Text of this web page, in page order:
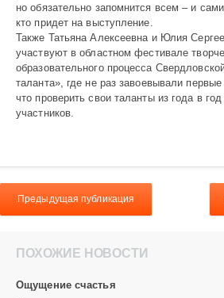
но обязательно запомнится всем – и
кто придет на выступление.
Также Татьяна Алексеевна и Юлия
участвуют в областном фестивале
образовательного процесса
таланта», где не раз завоевывали
что проверить свои таланты из года в
участников.
Предыдущая публикация
ПОХОЖИЕ НОВОСТИ
Ощущение счастья